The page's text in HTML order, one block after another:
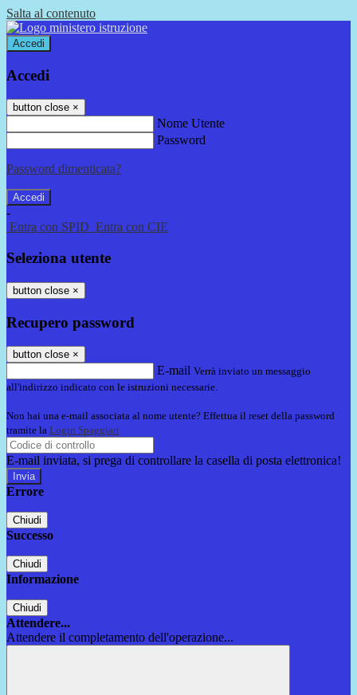
Salta al contenuto
Accedi
Accedi
button close ×
Nome Utente
Password
Password dimenticata?
-
Entra con SPID Entra con CIE
Seleziona utente
button close ×
Recupero password
button close ×
E-mail Verrà inviato un messaggio
all'indirizzo indicato con le istruzioni necessarie.
Non hai una e-mail associata al nome utente? Effettua il reset della password
tramite la Login Spaggiari
E-mail inviata, si prega di controllare la casella di posta elettronica!
Errore
Chiudi
Successo
Chiudi
Informazione
Chiudi
Attendere...
Attendere il completamento dell'operazione...